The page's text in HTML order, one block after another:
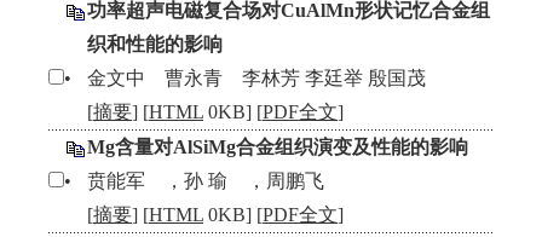
功率超声电磁复合场对CuAlMn形状记忆合金组
织和性能的影响
•
金文中 曹永青 李林芳 李廷举 殷国茂
[摘要] [HTML 0KB] [PDF全文]
Mg含量对AlSiMg合金组织演变及性能的影响
•
贲能军 ，孙 瑜 ，周鹏飞
[摘要] [HTML 0KB] [PDF全文]